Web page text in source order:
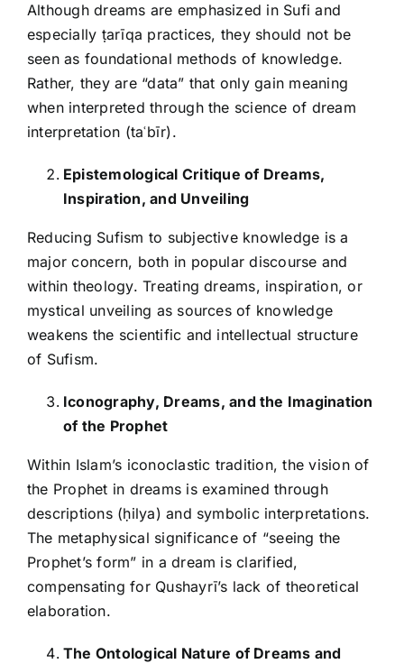
Although dreams are emphasized in Sufi and
especially ṭarīqa practices, they should not be
seen as foundational methods of knowledge.
Rather, they are “data” that only gain meaning
when interpreted through the science of dream
interpretation (taʿbīr).
Epistemological Critique of Dreams,
Inspiration, and Unveiling
Reducing Sufism to subjective knowledge is a
major concern, both in popular discourse and
within theology. Treating dreams, inspiration, or
mystical unveiling as sources of knowledge
weakens the scientific and intellectual structure
of Sufism.
Iconography, Dreams, and the Imagination
of the Prophet
Within Islam’s iconoclastic tradition, the vision of
the Prophet in dreams is examined through
descriptions (ḥilya) and symbolic interpretations.
The metaphysical significance of “seeing the
Prophet’s form” in a dream is clarified,
compensating for Qushayrī’s lack of theoretical
elaboration.
The Ontological Nature of Dreams and